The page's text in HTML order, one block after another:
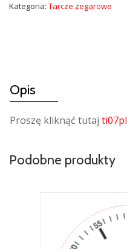
Kategoria: Tarcze zegarowe
Opis
Proszę kliknąć tutaj ti07pl
Podobne produkty